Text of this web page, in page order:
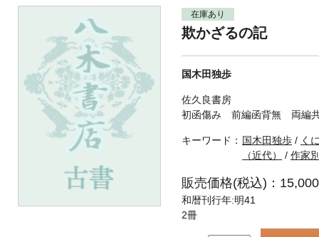
在庫あり
欺かざるの記
国木田独歩
佐久良書房
初函傷み 前編函背無 両編
キーワード： 国木田独歩 / く
（近代）
/ 作家
販売価格(税込)：
和暦刊行年:明41
2冊